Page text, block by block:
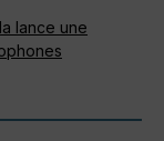
lance une